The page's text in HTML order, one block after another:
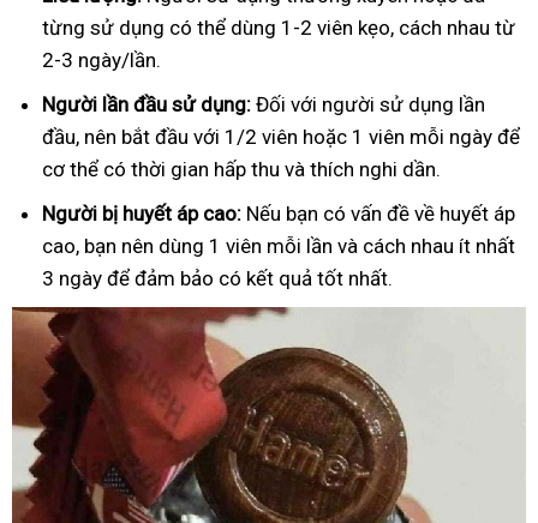
từng sử dụng có thể dùng 1-2 viên kẹo, cách nhau từ
2-3 ngày/lần.
Người lần đầu sử dụng: Đối với người sử dụng lần
đầu, nên bắt đầu với 1/2 viên hoặc 1 viên mỗi ngày để
cơ thể có thời gian hấp thu và thích nghi dần.
Người bị huyết áp cao: Nếu bạn có vấn đề về huyết áp
cao, bạn nên dùng 1 viên mỗi lần và cách nhau ít nhất
3 ngày để đảm bảo có kết quả tốt nhất.